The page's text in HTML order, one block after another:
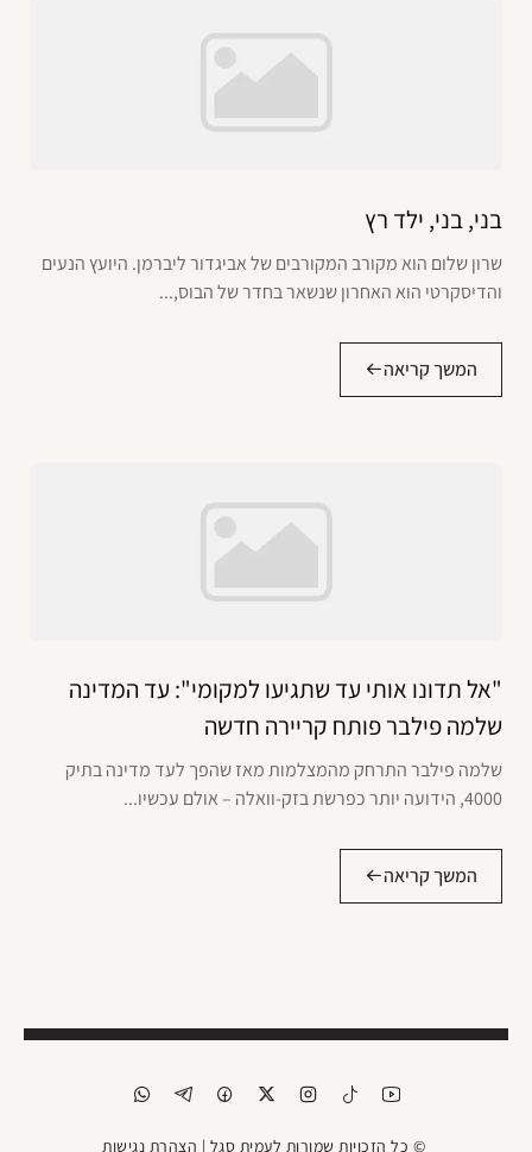
בני, בני, ילד רץ
שרון שלום הוא מקורב המקורבים של אביגדור ליברמן. היועץ הנעים
והדיסקרטי הוא האחרון שנשאר בחדר של הבוס,...
המשך קריאה
"אל תדונו אותי עד שתגיעו למקומי": עד המדינה
שלמה פילבר פותח קריירה חדשה
שלמה פילבר התרחק מהמצלמות מאז שהפך לעד מדינה בתיק
4000, הידועה יותר כפרשת בזק-וואלה – אולם עכשיו...
המשך קריאה
© כל הזכויות שמורות לעמית סגל | הצהרת נגישות